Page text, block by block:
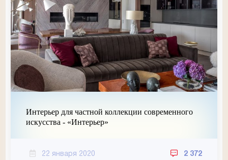
Интерьер для частной коллекции современного
искусства - «Интерьер»
22 января 2020 2 372